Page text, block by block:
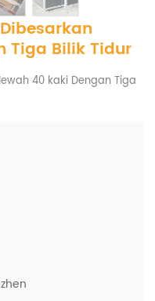
Tiga Bilik Tidur
40 kaki Dengan Tiga